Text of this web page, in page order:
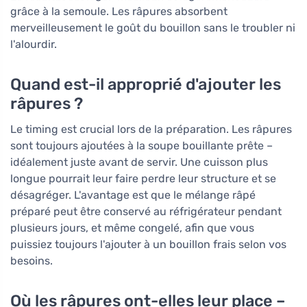
grâce à la semoule. Les râpures absorbent
merveilleusement le goût du bouillon sans le troubler ni
l'alourdir.
Quand est-il approprié d'ajouter les
râpures ?
Le timing est crucial lors de la préparation. Les râpures
sont toujours ajoutées à la soupe bouillante prête –
idéalement juste avant de servir. Une cuisson plus
longue pourrait leur faire perdre leur structure et se
désagréger. L'avantage est que le mélange râpé
préparé peut être conservé au réfrigérateur pendant
plusieurs jours, et même congelé, afin que vous
puissiez toujours l'ajouter à un bouillon frais selon vos
besoins.
Où les râpures ont-elles leur place –